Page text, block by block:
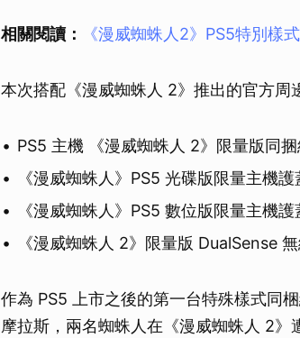
相關閱讀： 《漫威蜘蛛人2》PS5特別樣
本次搭配《漫威蜘蛛人 2》推出的官方周
PS5 主機 《漫威蜘蛛人 2》限量版同捆
《漫威蜘蛛人》PS5 光碟版限量主機護
《漫威蜘蛛人》PS5 數位版限量主機護
《漫威蜘蛛人 2》限量版 DualSense 無
作為 PS5 上市之後的第一台特殊樣式同
摩拉斯，兩名蜘蛛人在《漫威蜘蛛人 2